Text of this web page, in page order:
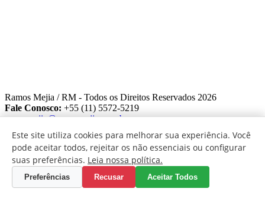
Ramos Mejia / RM - Todos os Direitos Reservados 2026
Fale Conosco: +55 (11) 5572-5219
ramosmejia@ramosmejia.com.br
Select Language
Este site utiliza cookies para melhorar sua experiência. Você
pode aceitar todos, rejeitar os não essenciais ou configurar
suas preferências. Leia nossa política.
Preferências Recusar Aceitar Todos